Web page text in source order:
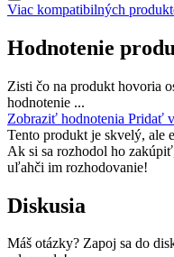
Viac kompatibilných
Hodnotenie
Zisti čo na produkt hovoria
hodnotenie ...
Zobraziť hodnotenia Pridať
Tento produkt je skvelý, ale
Ak si sa rozhodol ho
uľahči im rozhodovanie!
Diskusia
Máš otázky? Zapoj sa do